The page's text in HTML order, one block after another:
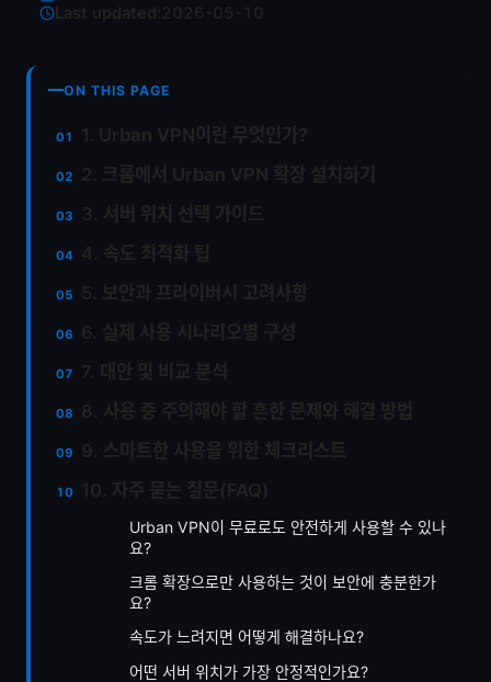
Last updated:
ON THIS PAGE
Urban VPN이 무료로도 안전하게 사용할 수 있나
요?
크롬 확장으로만 사용하는 것이 보안에 충분한가
요?
속도가 느려지면 어떻게 해결하나요?
어떤 서버 위치가 가장 안정적인가요?